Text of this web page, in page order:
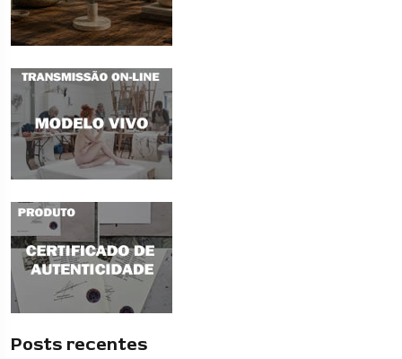
Posts recentes